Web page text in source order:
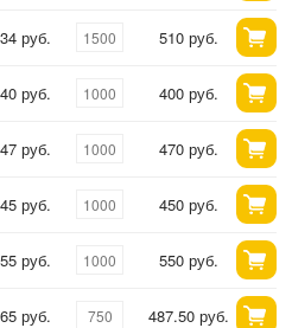
руб.
510 руб.
руб.
400 руб.
руб.
470 руб.
руб.
450 руб.
руб.
550 руб.
руб.
487.50 руб.